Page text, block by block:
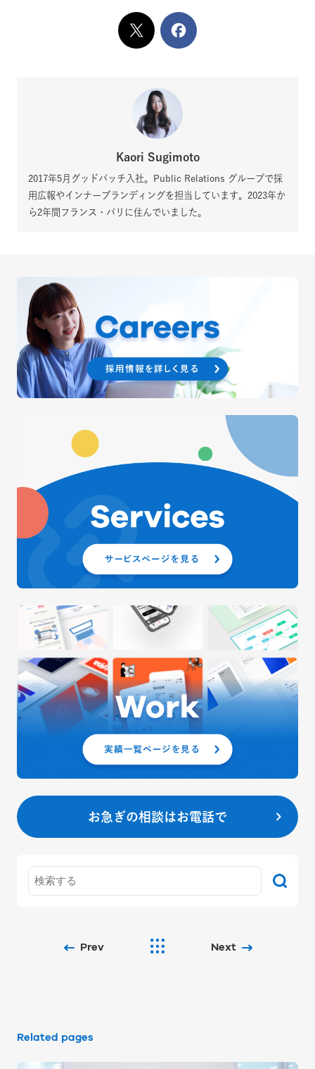
XでシェアFacebook
Kaori Sugimoto
2017年5月グッドパッチ入社。Public Relations グループで採
用広報やインナーブランディングを担当しています。2023年か
ら2年間フランス・パリに住んでいました。
お急ぎの相談はお電話で
Prev Next
Related pages